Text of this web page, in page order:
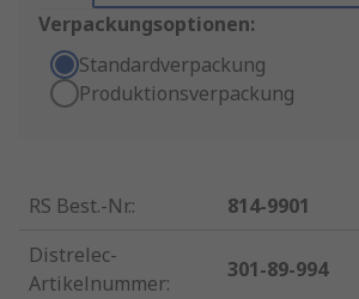
Verpackungsoptionen:
Standardverpackung
Produktionsverpackung
RS Best.-Nr.:
814-9901
Distrelec-
Artikelnummer:
301-89-994